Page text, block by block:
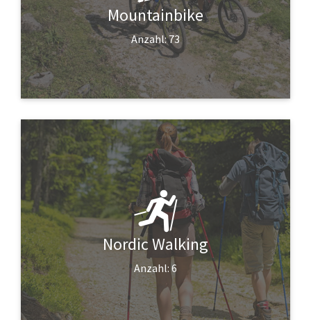
Mountainbike
Anzahl: 73
Nordic Walking
Anzahl: 6